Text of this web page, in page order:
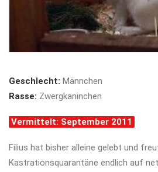
Geschlecht: Männchen
Rasse: Zwergkaninchen
Vermittelt: September 2011
Filius hat bisher alleine gelebt und
Kastrationsquarantäne endlich auf